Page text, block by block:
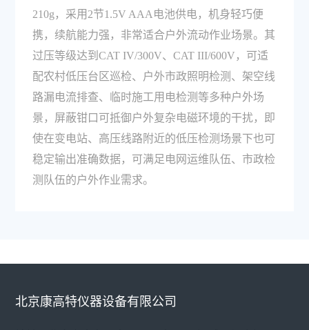
210g，采用2节1.5V AAA电池供电，机身轻巧便
携，续航能力强，非常适合户外流动作业场景。其
过压等级达到CAT IV/300V、CAT III/600V，可适
配农村低压台区巡检、户外市政照明检测、架空线
路漏电流排查、临时施工用电检测等多种户外场
景，屏蔽钳口可抵御户外复杂电磁环境的干扰，即
使在变电站、高压线路附近的低压检测场景下也可
稳定输出准确数据，可满足电网运维队伍、市政检
测队伍的户外作业需求。
北京康高特仪器设备有限公司